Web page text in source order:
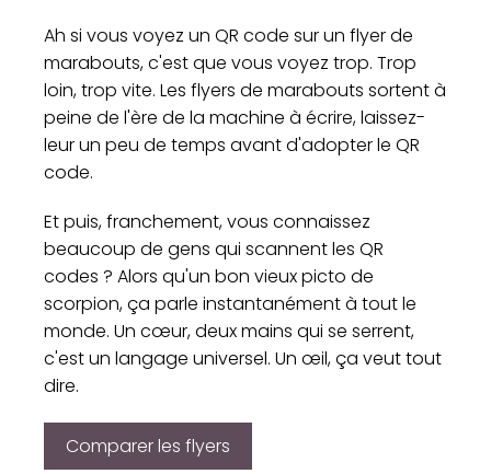
Ah si vous voyez un QR code sur un flyer de
marabouts, c'est que vous voyez trop. Trop
loin, trop vite. Les flyers de marabouts sortent à
peine de l'ère de la machine à écrire, laissez-
leur un peu de temps avant d'adopter le QR
code.
Et puis, franchement, vous connaissez
beaucoup de gens qui scannent les QR
codes ? Alors qu'un bon vieux picto de
scorpion, ça parle instantanément à tout le
monde. Un cœur, deux mains qui se serrent,
c'est un langage universel. Un œil, ça veut tout
dire.
Comparer les flyers